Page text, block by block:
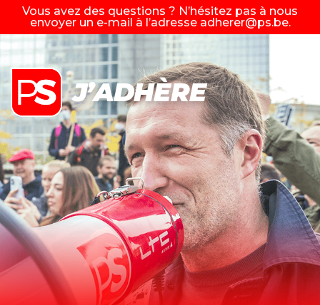
Vous avez des questions ? N’hésitez pas à nous
envoyer un e-mail à l’adresse adherer@ps.be.
J’ADHÈRE